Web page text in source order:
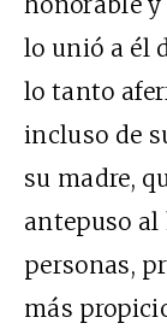
lo unió a él
lo tanto
incluso de
su madre,
antepuso al
personas,
más